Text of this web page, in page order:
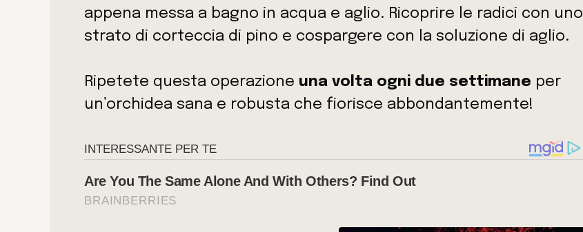
appena messa a bagno in acqua e aglio. Ricoprire le radici con uno
strato di corteccia di pino e cospargere con la soluzione di aglio.
Ripetete questa operazione una volta ogni due settimane per
un’orchidea sana e robusta che fiorisce abbondantemente!